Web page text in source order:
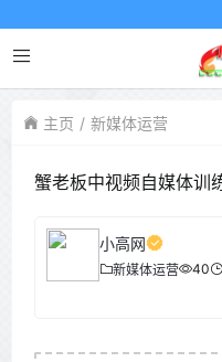
主页 新媒体运营
蟹老板中视频自媒体训
小高网
新媒体运营 40